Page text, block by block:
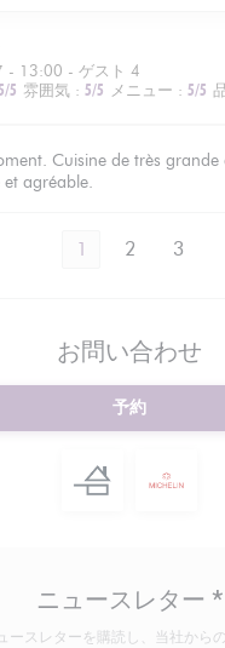
- 13:00 - ゲスト 4
/5 雰囲気 : 5/5 メニュー : 5/5
Cuisine de très grande
et agréable.
1 2 3
お問い合わせ
予約
ニュースレター *
ースレターを購読し、当社から